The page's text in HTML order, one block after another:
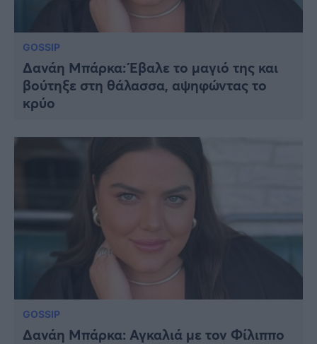
GOSSIP
Δανάη Μπάρκα: Έβαλε το μαγιό της και
βούτηξε στη θάλασσα, αψηφώντας το
κρύο
GOSSIP
Δανάη Μπάρκα: Αγκαλιά με τον Φίλιππο